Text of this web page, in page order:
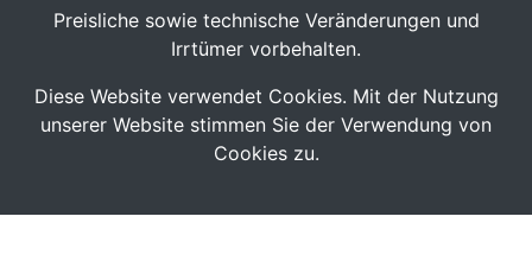
Preisliche sowie technische Veränderungen und
Irrtümer vorbehalten.
Diese Website verwendet Cookies. Mit der Nutzung
unserer Website stimmen Sie der Verwendung von
Cookies zu.